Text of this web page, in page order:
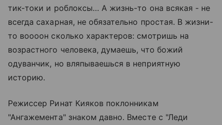
тик-токи и роблоксы… А жизнь-то она всякая - не
всегда сахарная, не обязательно простая. В жизни-
то воооон сколько характеров: смотришь на
возрастного человека, думаешь, что божий
одуванчик, но вляпываешься в неприятную
историю.
Режиссер Ринат Кияков поклонникам
"Ангажемента" знаком давно. Вместе с "Леди